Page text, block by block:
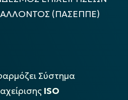
(ΠΑΣΕΠΠΕ)
Σύστημα
ISO